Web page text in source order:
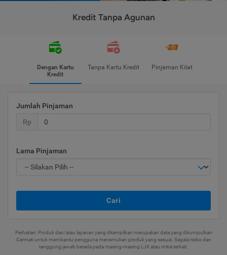
Kredit Tanpa Agunan
Dengan Kartu
Kredit
Tanpa Kartu Kredit Pinjaman Kilat
Jumlah Pinjaman
Rp
Lama Pinjaman
Cari
Perhatian: Produk dan/atau layanan yang ditampilkan merupakan data yang dikumpulkan
Cermati untuk membantu pengguna menemukan produk yang sesuai. Segala risiko dan
tanggung jawab berada pada masing-masing LJK atau mitra terkait.